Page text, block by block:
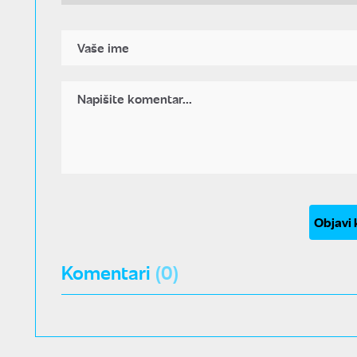
Objavi
Komentari (0)